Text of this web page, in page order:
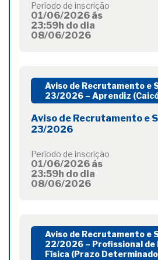
Período de inscrição
01/06/2026 ás
23:59h do dia
08/06/2026
Aviso de Recrutamento e
23/2026 – Aprendiz
Aviso de Recrutamento e
23/2026
Período de inscrição
01/06/2026 ás
23:59h do dia
08/06/2026
Aviso de Recrutamento e
22/2026 – Profissional de
Física (Prazo